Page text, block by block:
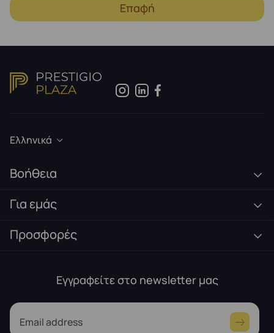
Επαφή
Ελληνικά
Βοήθεια
Για εμάς
Προσφορές
Εγγραφείτε στο newsletter μας
Email address